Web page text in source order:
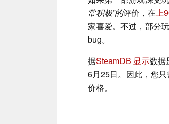
常积极”的评价，在上
家喜爱。不过，部分
bug。
据SteamDB 显示数据
6月25日。因此，您
价格。